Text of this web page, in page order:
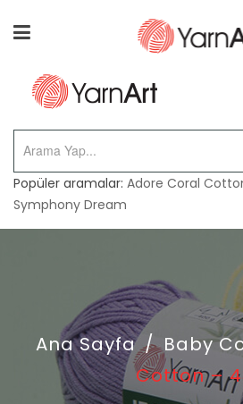
Popüler aramalar: Adore Coral
Symphony Dream
Ana Sayfa / Baby
Cotton –